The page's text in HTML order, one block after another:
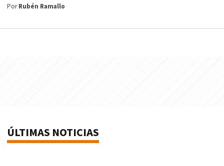
PorRubén Ramallo
ÚLTIMAS NOTICIAS